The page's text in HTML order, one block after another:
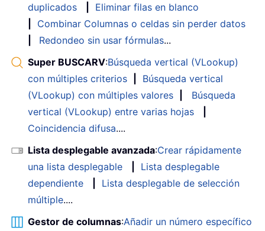
duplicados
Eliminar filas en blanco
Combinar Columnas o celdas sin perder datos
Redondeo sin usar fórmulas...
Super BUSCARV:Búsqueda vertical (VLookup)
con múltiples criterios
Búsqueda vertical
(VLookup) con múltiples valores
Búsqueda
vertical (VLookup) entre varias hojas
Coincidencia difusa....
Lista desplegable avanzada:Crear rápidamente
una lista desplegable
Lista desplegable
dependiente
Lista desplegable de selección
múltiple....
Gestor de columnas:Añadir un número específico